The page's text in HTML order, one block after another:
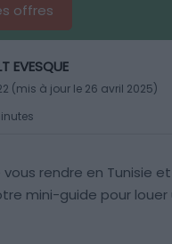
offres
EVESQUE
(mis à jour le 26 avril 2025)
rendre en Tunisie et
mini-guide pour louer